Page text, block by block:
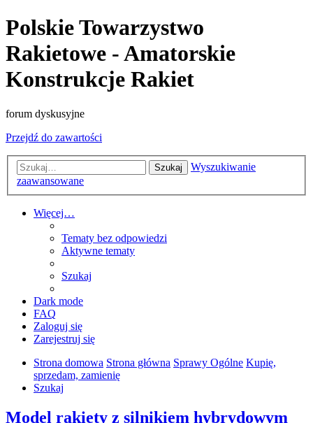
Polskie Towarzystwo
Rakietowe - Amatorskie
Konstrukcje Rakiet
forum dyskusyjne
Przejdź do zawartości
Szukaj
Wyszukiwanie
zaawansowane
Więcej…
Tematy bez odpowiedzi
Aktywne tematy
Szukaj
Dark mode
FAQ
Zaloguj się
Zarejestruj się
Strona domowa Strona główna Sprawy Ogólne Kupię,
sprzedam, zamienię
Szukaj
Model rakiety z silnikiem hybrydowym